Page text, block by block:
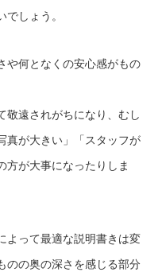
しょう。
や何となくの安心感がもの
敬遠されがちになり、むし
真が大きい」「スタッフが
方が大事になったりしま
よって最適な説明書きは変
のの奥の深さを感じる部分